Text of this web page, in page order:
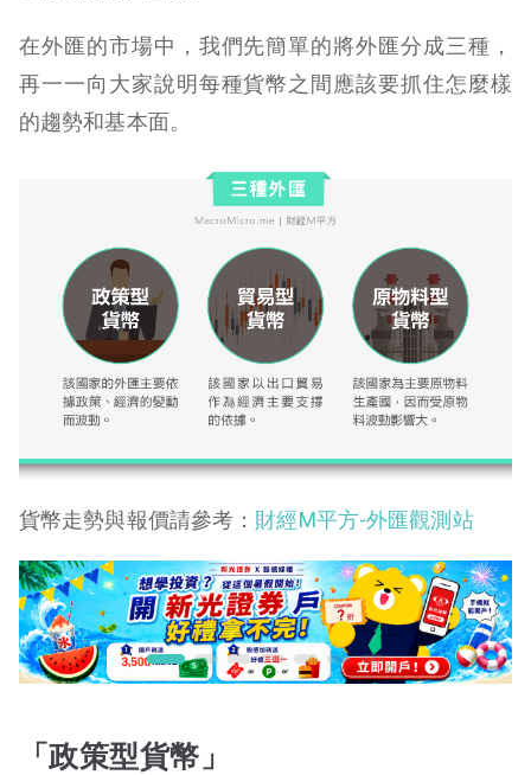
在外匯的市場中，我們先簡單的將外匯分成三種，
再一一向大家說明每種貨幣之間應該要抓住怎麼樣
的趨勢和基本面。
貨幣走勢與報價請參考： 財經M平方-外匯觀測站
「政策型貨幣」